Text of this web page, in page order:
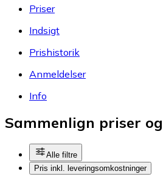
Priser
Indsigt
Prishistorik
Anmeldelser
Info
Sammenlign priser
Alle filtre
Pris inkl. leveringsomkostninger